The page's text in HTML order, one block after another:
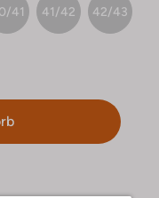
41 41/42 42/43